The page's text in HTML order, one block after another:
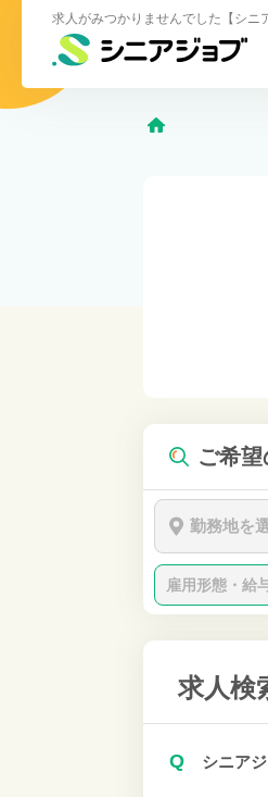
求人がみつかりませんでした【シニ
ご希
勤務地を
雇用形態・給
求人検
Q シニア